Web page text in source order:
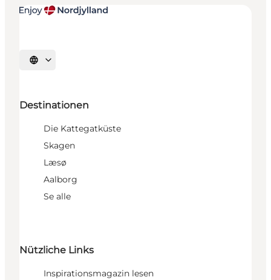
Sprache auswählen
Destinationen
Die Kattegatküste
Skagen
Læsø
Aalborg
Se alle
Nützliche Links
Inspirationsmagazin lesen